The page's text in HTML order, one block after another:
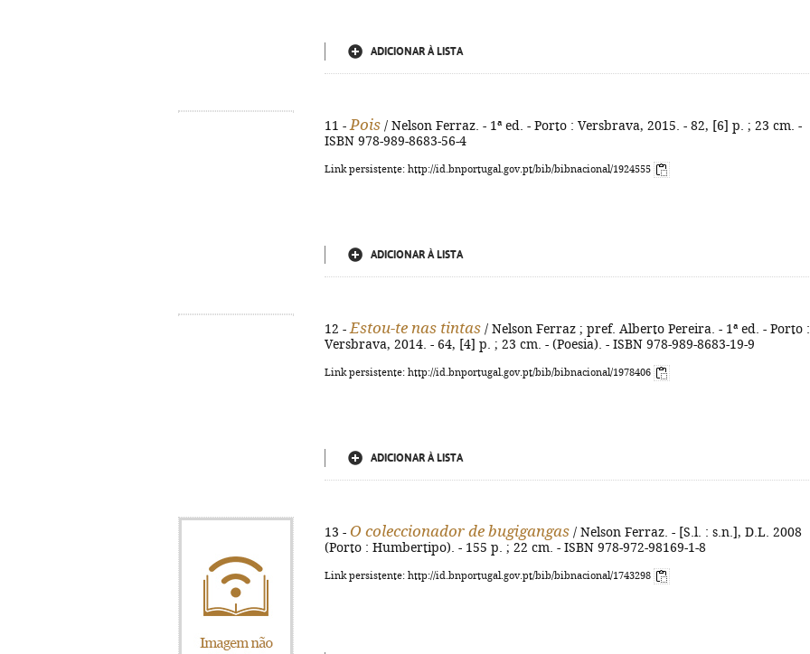
ADICIONAR À LISTA
11 - Pois / Nelson Ferraz. - 1ª ed. - Porto : Versbrava, 2015. - 82, [6] p. ; 23 cm. -
ISBN 978-989-8683-56-4
Link persistente: http://id.bnportugal.gov.pt/bib/bibnacional/1924555
ADICIONAR À LISTA
12 - Estou-te nas tintas / Nelson Ferraz ; pref. Alberto Pereira. - 1ª ed. - Porto :
Versbrava, 2014. - 64, [4] p. ; 23 cm. - (Poesia). - ISBN 978-989-8683-19-9
Link persistente: http://id.bnportugal.gov.pt/bib/bibnacional/1978406
ADICIONAR À LISTA
13 - O coleccionador de bugigangas / Nelson Ferraz. - [S.l. : s.n.], D.L. 2008
(Porto : Humbertipo). - 155 p. ; 22 cm. - ISBN 978-972-98169-1-8
Link persistente: http://id.bnportugal.gov.pt/bib/bibnacional/1743298